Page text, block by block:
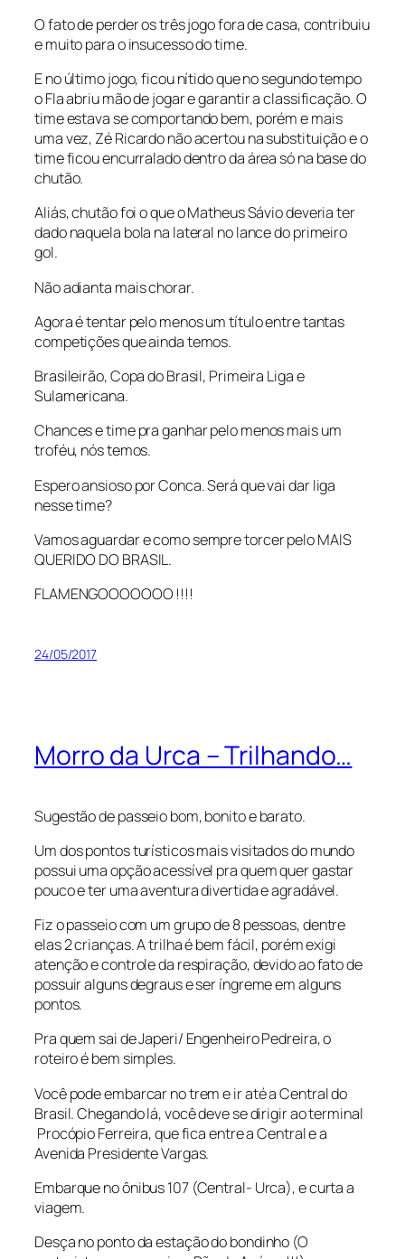
O fato de perder os três jogo fora de casa, contribuiu
e muito para o insucesso do time.
E no último jogo, ficou nítido que no segundo tempo
o Fla abriu mão de jogar e garantir a classificação. O
time estava se comportando bem, porém e mais
uma vez, Zé Ricardo não acertou na substituição e o
time ficou encurralado dentro da área só na base do
chutão.
Aliás, chutão foi o que o Matheus Sávio deveria ter
dado naquela bola na lateral no lance do primeiro
gol.
Não adianta mais chorar.
Agora é tentar pelo menos um título entre tantas
competições que ainda temos.
Brasileirão, Copa do Brasil, Primeira Liga e
Sulamericana.
Chances e time pra ganhar pelo menos mais um
troféu, nós temos.
Espero ansioso por Conca. Será que vai dar liga
nesse time?
Vamos aguardar e como sempre torcer pelo MAIS
QUERIDO DO BRASIL.
FLAMENGOOOOOOO !!!!
24/05/2017
Morro da Urca – Trilhando…
Sugestão de passeio bom, bonito e barato.
Um dos pontos turísticos mais visitados do mundo
possui uma opção acessível pra quem quer gastar
pouco e ter uma aventura divertida e agradável.
Fiz o passeio com um grupo de 8 pessoas, dentre
elas 2 crianças. A trilha é bem fácil, porém exigi
atenção e controle da respiração, devido ao fato de
possuir alguns degraus e ser íngreme em alguns
pontos.
Pra quem sai de Japeri/ Engenheiro Pedreira, o
roteiro é bem simples.
Você pode embarcar no trem e ir até a Central do
Brasil. Chegando lá, você deve se dirigir ao terminal
Procópio Ferreira, que fica entre a Central e a
Avenida Presidente Vargas.
Embarque no ônibus 107 (Central- Urca), e curta a
viagem.
Desça no ponto da estação do bondinho (O